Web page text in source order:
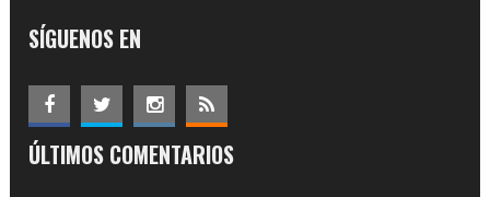
SÍGUENOS EN
ÚLTIMOS COMENTARIOS